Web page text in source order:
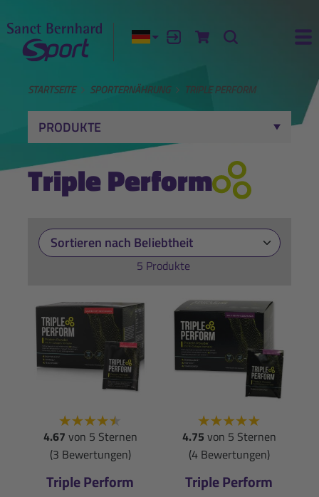
Aktuelle Sprache:
AnmeldenZum Warenkorb
Suche
STARTSEITE SPORTERNÄHRUNG TRIPLE PERFORM
PRODUKTE
Triple Perform
5 Produkte
4.67 von 5 Sternen
(3 Bewertungen)
Triple Perform
4.75 von 5 Sternen
(4 Bewertungen)
Triple Perform